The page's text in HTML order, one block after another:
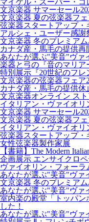
マイケル・ズーバー・
文京楽器 サマーセール
文京楽器 夏の弦楽器フェ
弦楽器スタートアップ・
アルシェ・ユーザー感
文京楽器 冬のプレミアム
カナダ産・馬毛の提供再
あなたが選ぶ"美音"ヴァ
楽器と弓の『音のマリア
特別展示『20世紀のフレ
文京楽器の弦楽器フェア
カナダ産・馬毛の提供休
文京楽器オンライン ス
イタリアン・ヴァイオリ
文京楽器 サマーセール
文京楽器 夏の弦楽器フェ
イタリアン・ヴァイオリ
弦楽器スタートアップ・
女性弦楽器製作家展
【書籍】The Modern
企画展示 エンサイクロ
ヴァイオリン・フォーラ
あなたが選ぶ"美音"ヴァ
文京楽器 冬のプレミアム
あなたが選ぶ"美音"ヴァ
室内楽の殿堂「トッパン
した！
あなたが選ぶ"美音"ヴァ